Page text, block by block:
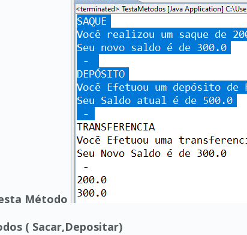
Método
( Sacar,Depositar)